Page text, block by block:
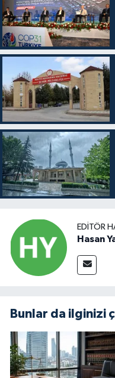
EDITÖR
Hasan
Bunlar da ilginizi